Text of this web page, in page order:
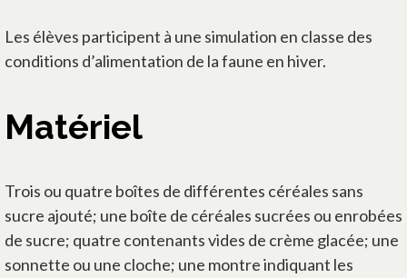
Les élèves participent à une simulation en classe des
conditions d’alimentation de la faune en hiver.
Matériel
Trois ou quatre boîtes de différentes céréales sans
sucre ajouté; une boîte de céréales sucrées ou enrobées
de sucre; quatre contenants vides de crème glacée; une
sonnette ou une cloche; une montre indiquant les